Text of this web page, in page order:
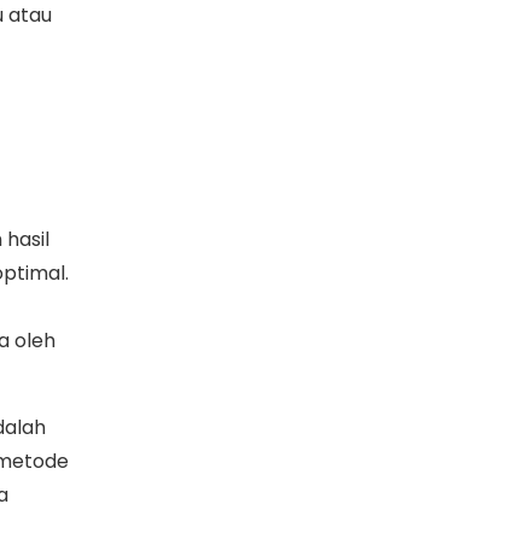
atau
hasil
oleh